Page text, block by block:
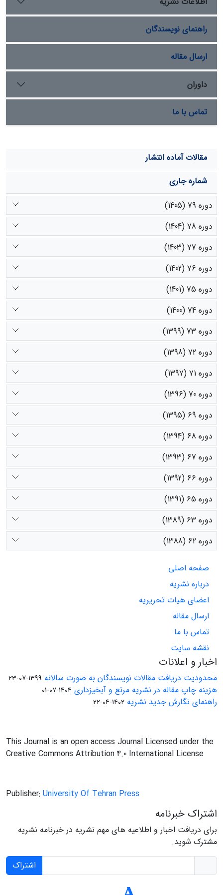
معنی‏داری در پذیرش بیمة مرتع داشته است.
راهنمای نویسندگان
ارسال مقاله
داوران
تماس با ما
مقالات آماده انتشار
شماره جاری
دوره 79 (1405)
دوره 78 (1404)
دوره 77 (1403)
دوره 76 (1402)
دوره 75 (1401)
دوره 74 (1400)
دوره 73 (1399)
دوره 72 (1398)
دوره 71 (1397)
دوره 70 (1396)
دوره 69 (1395)
دوره 68 (1394)
دوره 67 (1393)
دوره 66 (1392)
دوره 65 (1391)
دوره 63 (1389)
دوره 62 (1388)
صفحه اصلی
درباره نشریه
اعضای هیات تحریریه
ارسال مقاله
تماس با ما
نقشه سایت
اخبار و اعلانات
محدودیت دریافت مقالات نویسندگان به صورت سالانه 1399-07-23
هزینه چاپ مقاله در نشریه مرتع و آبخیزداری 1404-07-01
راهنمای نگارش جدید نشریه 1402-04-22
This Journal is an open access Journal Licensed under the
Creative Commons Attribution 4.0 International License
Publisher: University Of Tehran Press
اشتراک خبرنامه
برای دریافت اخبار و اطلاعیه های مهم نشریه در خبرنامه نشریه
مشترک شوید.
اشتراک